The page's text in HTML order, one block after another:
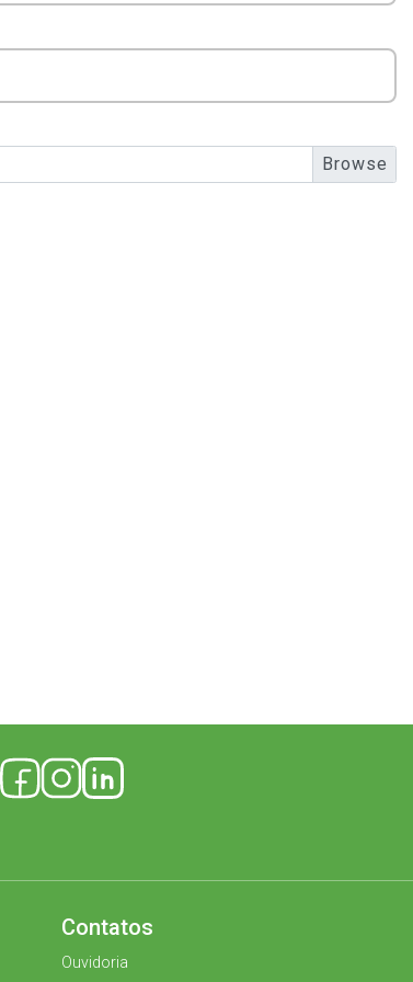
Contatos
Ouvidoria